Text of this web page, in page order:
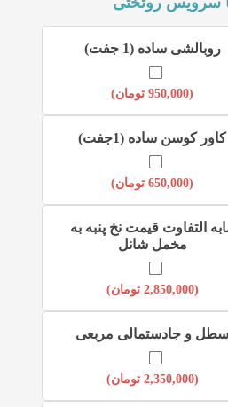
روبالشی ساده (1 جفت)
(
950,000 تومان)
کاور کوسن ساده (1جفت)
(
650,000 تومان)
التفاوت قیمت نخ پنبه به
مخمل شانل
(
2,850,000 تومان)
سطل و جادستمالی مربعی
(
2,350,000 تومان)